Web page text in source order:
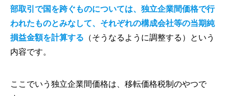
部取引で国を跨ぐものについては、独立企業間価格で行
われたものとみなして、それぞれの構成会社等の当期純
損益金額を計算する （そうなるように調整する）という
内容です。
ここでいう独立企業間価格は、移転価格税制のやつで